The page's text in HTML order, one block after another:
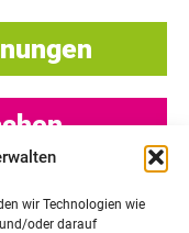
wir Technologien wie
oder darauf